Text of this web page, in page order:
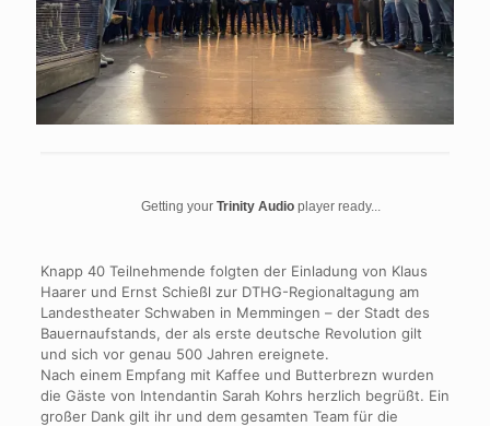
Getting your Trinity Audioplayer ready...
Knapp 40 Teilnehmende folgten der Einladung von Klaus
Haarer und Ernst Schießl zur DTHG-Regionaltagung am
Landestheater Schwaben in Memmingen – der Stadt des
Bauernaufstands, der als erste deutsche Revolution gilt
und sich vor genau 500 Jahren ereignete.
Nach einem Empfang mit Kaffee und Butterbrezn wurden
die Gäste von Intendantin Sarah Kohrs herzlich begrüßt. Ein
großer Dank gilt ihr und dem gesamten Team für die